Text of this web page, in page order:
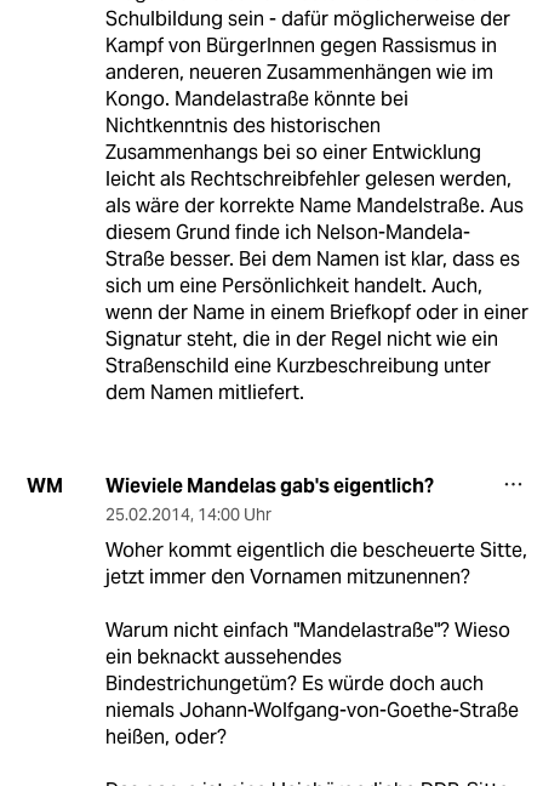
Schulbildung sein - dafür möglicherweise der
Kampf von BürgerInnen gegen Rassismus in
anderen, neueren Zusammenhängen wie im
Kongo. Mandelastraße könnte bei
Nichtkenntnis des historischen
Zusammenhangs bei so einer Entwicklung
leicht als Rechtschreibfehler gelesen werden,
als wäre der korrekte Name Mandelstraße. Aus
diesem Grund finde ich Nelson-Mandela-
Straße besser. Bei dem Namen ist klar, dass es
sich um eine Persönlichkeit handelt. Auch,
wenn der Name in einem Briefkopf oder in einer
Signatur steht, die in der Regel nicht wie ein
Straßenschild eine Kurzbeschreibung unter
dem Namen mitliefert.
WM Wieviele Mandelas gab's eigentlich?
25.02.2014, 14:00 Uhr
Woher kommt eigentlich die bescheuerte Sitte,
jetzt immer den Vornamen mitzunennen?
Warum nicht einfach "Mandelastraße"? Wieso
ein beknackt aussehendes
Bindestrichungetüm? Es würde doch auch
niemals Johann-Wolfgang-von-Goethe-Straße
heißen, oder?